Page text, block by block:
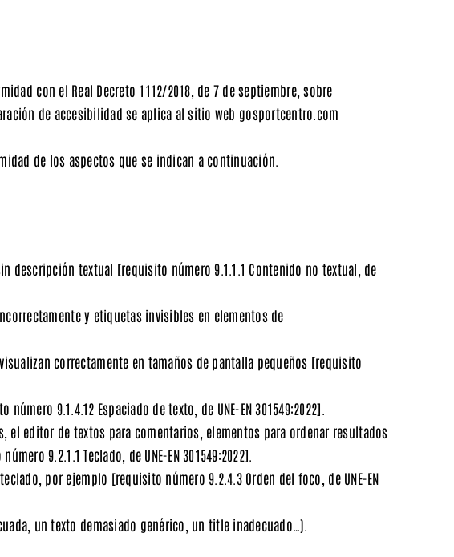
con el Real Decreto 1112/2018, de 7 de septiembre, sobre
de accesibilidad se aplica al sitio web gosportcentro.com
de los aspectos que se indican a continuación.
descripción textual [requisito número 9.1.1.1 Contenido no textual, de
y etiquetas invisibles en elementos de
correctamente en tamaños de pantalla pequeños [requisito
número 9.1.4.12 Espaciado de texto, de UNE-EN 301549:2022].
el editor de textos para comentarios, elementos para ordenar resultados
9.2.1.1 Teclado, de UNE-EN 301549:2022].
por ejemplo [requisito número 9.2.4.3 Orden del foco, de UNE-EN
un texto demasiado genérico, un title inadecuado…).